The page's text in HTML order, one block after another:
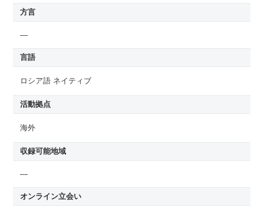
方言
—
言語
ロシア語 ネイティブ
活動拠点
海外
収録可能地域
—
オンライン立会い